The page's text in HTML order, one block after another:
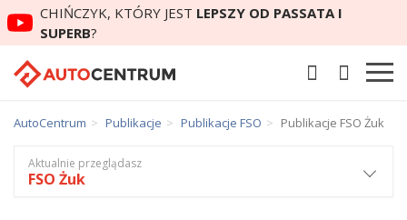
CHIŃCZYK, KTÓRY JEST LEPSZY OD PASSATA I
SUPERB?
AutoCentrum Publikacje Publikacje FSO Publikacje FSO Żuk
Aktualnie przeglądasz
FSO Żuk